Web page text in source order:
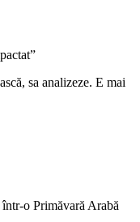
sa analizeze. E mai
o Primăvară Arabă